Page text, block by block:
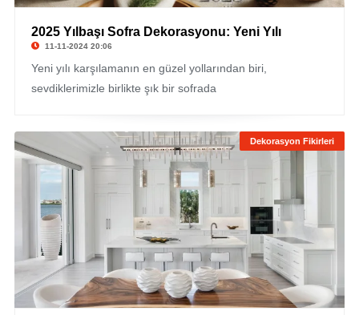
2025 Yılbaşı Sofra Dekorasyonu: Yeni Yılı
11-11-2024 20:06
Yeni yılı karşılamanın en güzel yollarından biri,
sevdiklerimizle birlikte şık bir sofrada
Dekorasyon Fikirleri